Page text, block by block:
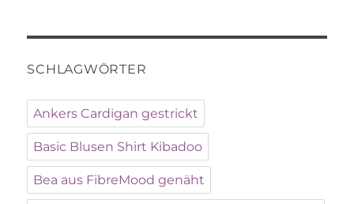
SCHLAGWÖRTER
Ankers Cardigan gestrickt
Basic Blusen Shirt Kibadoo
Bea aus FibreMood genäht